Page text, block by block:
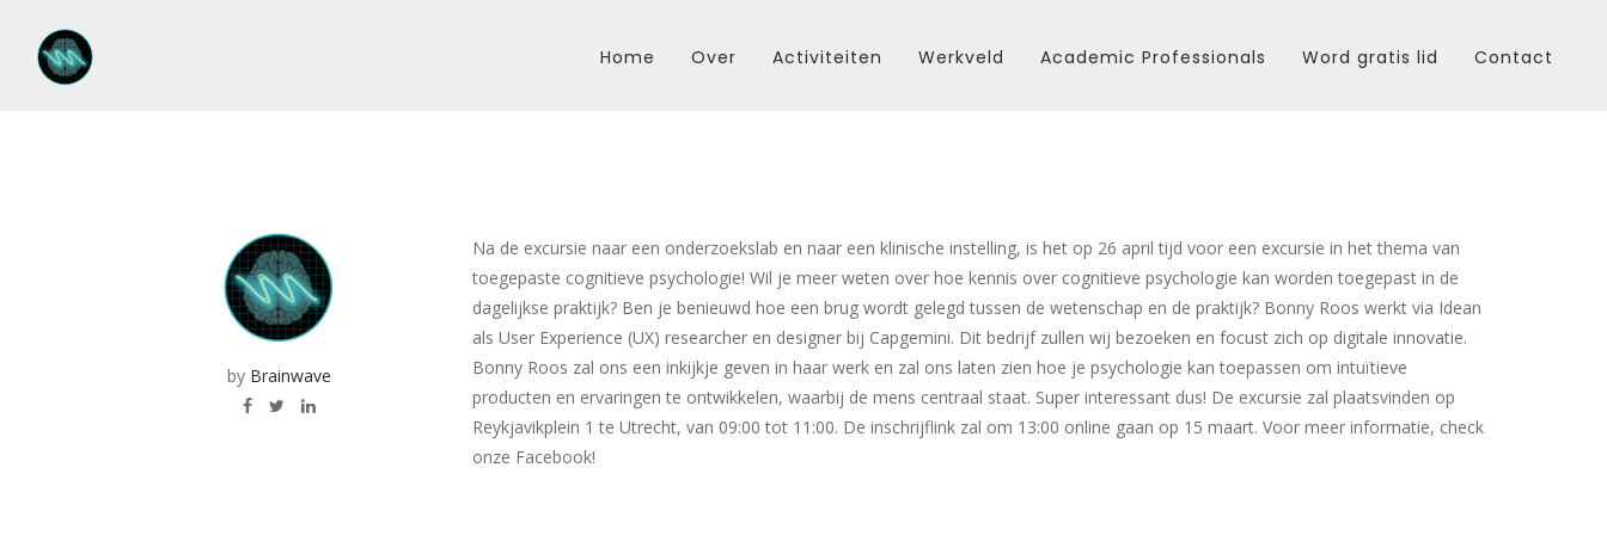
Home Over Activiteiten Werkveld Academic Professionals Word gratis lid Contact
by Brainwave
Na de excursie naar een onderzoekslab en naar een klinische instelling, is het op 26 april tijd voor een excursie in het thema van
toegepaste cognitieve psychologie! Wil je meer weten over hoe kennis over cognitieve psychologie kan worden toegepast in de
dagelijkse praktijk? Ben je benieuwd hoe een brug wordt gelegd tussen de wetenschap en de praktijk? Bonny Roos werkt via Idean
als User Experience (UX) researcher en designer bij Capgemini. Dit bedrijf zullen wij bezoeken en focust zich op digitale innovatie.
Bonny Roos zal ons een inkijkje geven in haar werk en zal ons laten zien hoe je psychologie kan toepassen om intuïtieve
producten en ervaringen te ontwikkelen, waarbij de mens centraal staat. Super interessant dus! De excursie zal plaatsvinden op
Reykjavikplein 1 te Utrecht, van 09:00 tot 11:00. De inschrijflink zal om 13:00 online gaan op 15 maart. Voor meer informatie, check
onze Facebook!